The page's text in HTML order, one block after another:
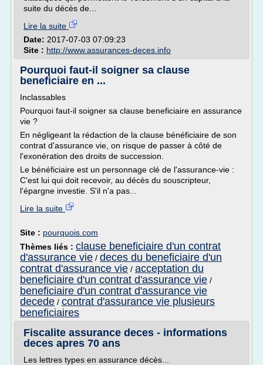
suite du décès de...
Lire la suite
Date: 2017-07-03 07:09:23
Site : http://www.assurances-deces.info
Pourquoi faut-il soigner sa clause
beneficiaire en ...
Inclassables
Pourquoi faut-il soigner sa clause beneficiaire en assurance
vie ?
En négligeant la rédaction de la clause bénéficiaire de son
contrat d'assurance vie, on risque de passer à côté de
l'exonération des droits de succession.
Le bénéficiaire est un personnage clé de l'assurance-vie :
C'est lui qui doit recevoir, au décès du souscripteur,
l'épargne investie. S'il n'a pas...
Lire la suite
Site : pourquois.com
Thèmes liés : clause beneficiaire d'un contrat
d'assurance vie / deces du beneficiaire d'un
contrat d'assurance vie / acceptation du
beneficiaire d'un contrat d'assurance vie /
beneficiaire d'un contrat d'assurance vie
decede / contrat d'assurance vie plusieurs
beneficiaires
Fiscalite assurance deces - informations
deces apres 70 ans
Les lettres types en assurance décès...